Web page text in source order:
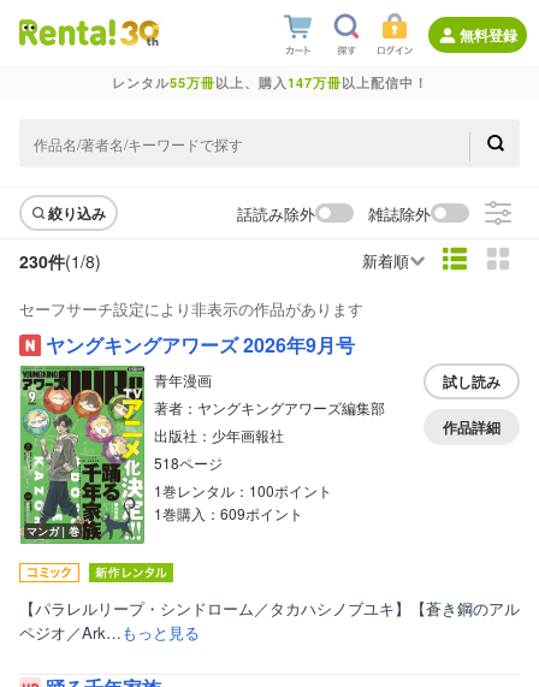
無料登録
レンタル55万冊以上、購入147万冊以上配信中！
絞り込み 話読み除外 雑誌除外
230件(1/8) 新着順
セーフサーチ設定により非表示の作品があります
ヤングキングアワーズ 2026年9月号
マンガ｜巻
青年漫画
著者：ヤングキングアワーズ編集部
出版社：少年画報社
518ページ
1巻レンタル：100ポイント
1巻購入：609ポイント
試し読み
作品詳細
【パラレルリープ・シンドローム／タカハシノブユキ】【蒼き鋼のアル
ペジオ／Ark…もっと見る